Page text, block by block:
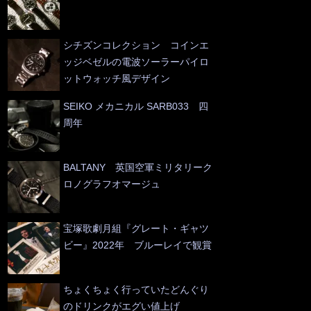
シチズンコレクション コインエ
ッジベゼルの電波ソーラーパイロ
ットウォッチ風デザイン
SEIKO メカニカル SARB033 四
周年
BALTANY 英国空軍ミリタリーク
ロノグラフオマージュ
宝塚歌劇月組『グレート・ギャツ
ビー』2022年 ブルーレイで観賞
ちょくちょく行っていたどんぐり
のドリンクがエグい値上げ